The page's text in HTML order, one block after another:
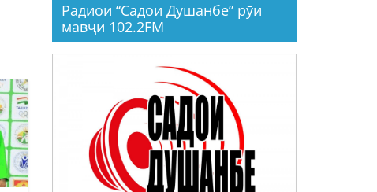
Радиои “Садои Душанбе” рӯи
мавҷи 102.2FM